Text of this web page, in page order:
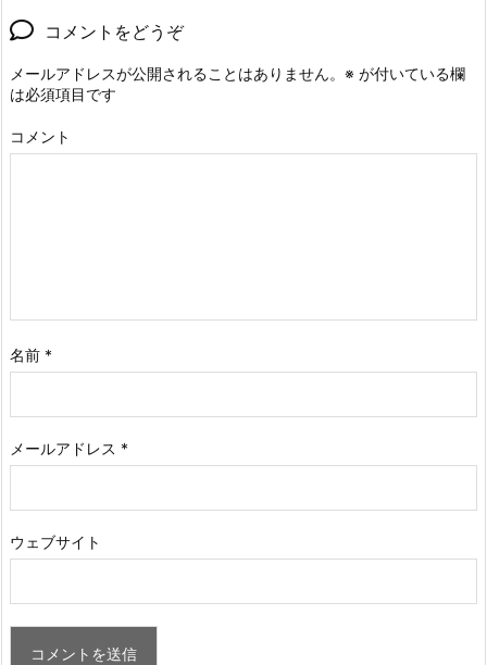
コメントをどうぞ
メールアドレスが公開されることはありません。 ※ が付いている欄
は必須項目です
コメント
名前 *
メールアドレス *
ウェブサイト